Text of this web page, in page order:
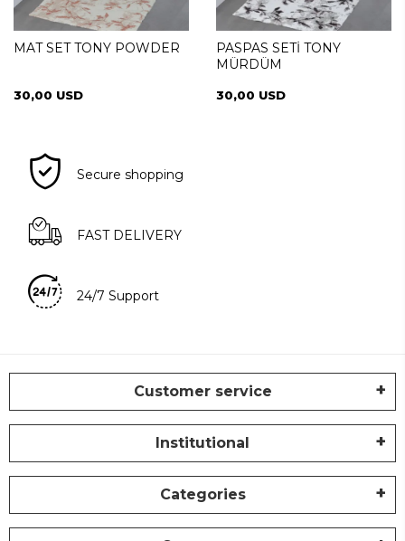
MAT SET TONY POWDER
30,00 USD
PASPAS SETİ TONY
MÜRDÜM
30,00 USD
Secure shopping
FAST DELIVERY
24/7 Support
Customer service
Institutional
Categories